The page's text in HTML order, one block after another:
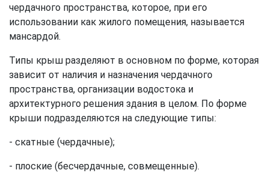
чердачного пространства, которое, при его
использовании как жилого помещения, называется
мансардой.
Типы крыш разделяют в основном по форме, которая
зависит от наличия и назначения чердачного
пространства, организации водостока и
архитектурного решения здания в целом. По форме
крыши подразделяются на следующие типы:
- скатные (чердачные);
- плоские (бесчердачные, совмещенные).